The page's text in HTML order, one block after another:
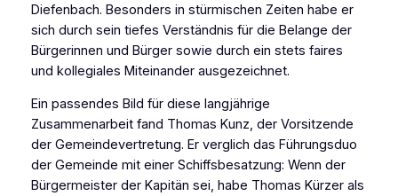
Diefenbach. Besonders in stürmischen Zeiten habe er
sich durch sein tiefes Verständnis für die Belange der
Bürgerinnen und Bürger sowie durch ein stets faires
und kollegiales Miteinander ausgezeichnet.
Ein passendes Bild für diese langjährige
Zusammenarbeit fand Thomas Kunz, der Vorsitzende
der Gemeindevertretung. Er verglich das Führungsduo
der Gemeinde mit einer Schiffsbesatzung: Wenn der
Bürgermeister der Kapitän sei, habe Thomas Kürzer als